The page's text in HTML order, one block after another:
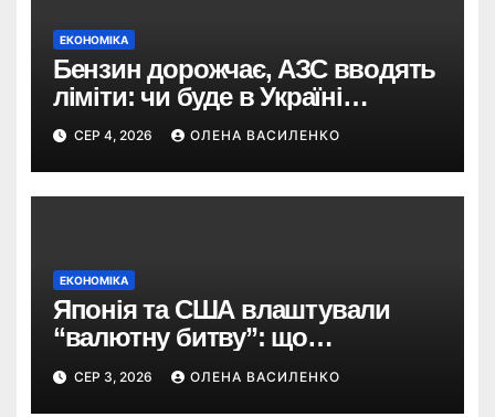
ЕКОНОМІКА
Бензин дорожчає, АЗС вводять
ліміти: чи буде в Україні
дефіцит пального
СЕР 4, 2026 ОЛЕНА ВАСИЛЕНКО
ЕКОНОМІКА
Японія та США влаштували
“валютну битву”: що
відбувається з єною
СЕР 3, 2026 ОЛЕНА ВАСИЛЕНКО